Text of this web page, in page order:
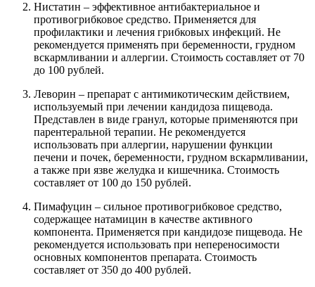
Нистатин – эффективное антибактериальное и
противогрибковое средство. Применяется для
профилактики и лечения грибковых инфекций. Не
рекомендуется применять при беременности, грудном
вскармливании и аллергии. Стоимость составляет от 70
до 100 рублей.
Леворин – препарат с антимикотическим действием,
используемый при лечении кандидоза пищевода.
Представлен в виде гранул, которые применяются при
парентеральной терапии. Не рекомендуется
использовать при аллергии, нарушении функции
печени и почек, беременности, грудном вскармливании,
а также при язве желудка и кишечника. Стоимость
составляет от 100 до 150 рублей.
Пимафуцин – сильное противогрибковое средство,
содержащее натамицин в качестве активного
компонента. Применяется при кандидозе пищевода. Не
рекомендуется использовать при непереносимости
основных компонентов препарата. Стоимость
составляет от 350 до 400 рублей.